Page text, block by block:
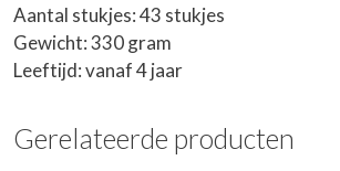
Aantal stukjes: 43 stukjes
Gewicht: 330 gram
Leeftijd: vanaf 4 jaar
Gerelateerde producten